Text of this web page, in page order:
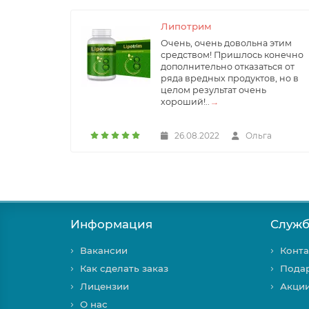
Липотрим
Очень, очень довольна этим
средством! Пришлось конечно
дополнительно отказаться от
ряда вредных продуктов, но в
целом результат очень
хороший!..→
26.08.2022 Ольга
Информация
Вакансии
Как сделать заказ
Лицензии
О нас